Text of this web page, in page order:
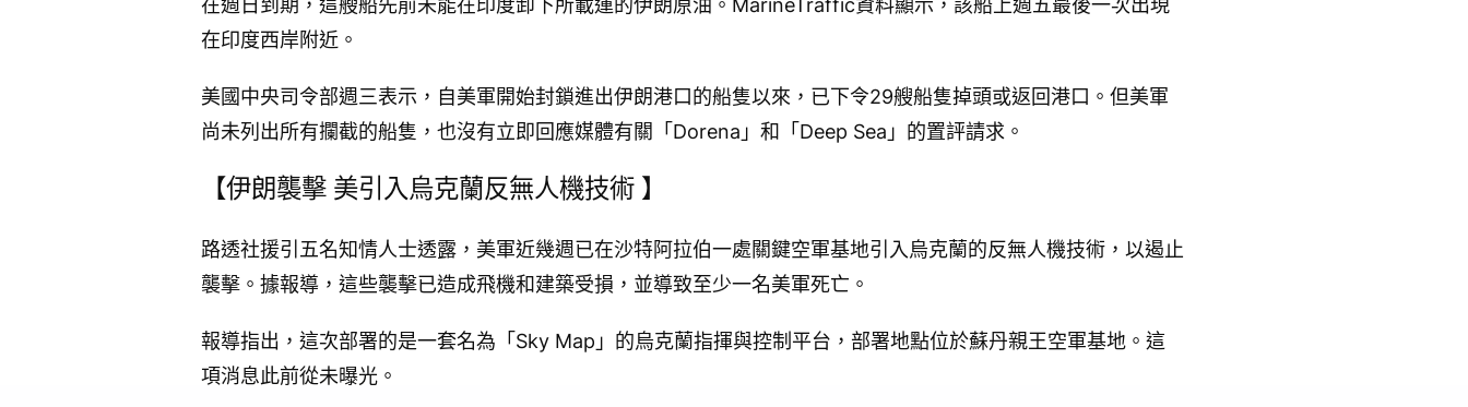
在週日到期，這艘船先前未能在印度卸下所載運的伊朗原油。MarineTraffic資料顯示，該船上週五最後一次出現
在印度西岸附近。
美國中央司令部週三表示，自美軍開始封鎖進出伊朗港口的船隻以來，已下令29艘船隻掉頭或返回港口。但美軍
尚未列出所有攔截的船隻，也沒有立即回應媒體有關「Dorena」和「Deep Sea」的置評請求。
【伊朗襲擊 美引入烏克蘭反無人機技術 】
路透社援引五名知情人士透露，美軍近幾週已在沙特阿拉伯一處關鍵空軍基地引入烏克蘭的反無人機技術，以遏止
襲擊。據報導，這些襲擊已造成飛機和建築受損，並導致至少一名美軍死亡。
報導指出，這次部署的是一套名為「Sky Map」的烏克蘭指揮與控制平台，部署地點位於蘇丹親王空軍基地。這
項消息此前從未曝光。